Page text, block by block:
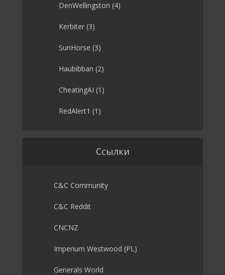
DenWellingston (4)
Kerbiter (3)
SunHorse (3)
Haubibban (2)
CheatingAI (1)
RedAlert1 (1)
Ссылки
C&C Community
C&C Reddit
CNCNZ
Imperium Westwood (PL)
Generals World